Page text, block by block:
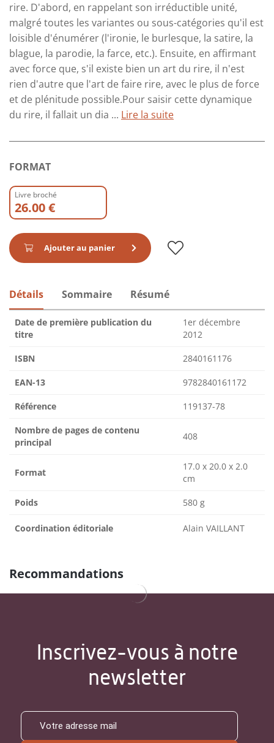
rire. D'abord, en rappelant son irréductible unité,
malgré toutes les variantes ou sous-catégories qu'il est
loisible d'énumérer (l'ironie, le burlesque, la satire, la
blague, la parodie, la farce, etc.). Ensuite, en affirmant
avec force que, s'il existe bien un art du rire, il n'est
rien d'autre que l'art de faire rire, avec le plus de force
et de plénitude possible.Pour saisir cette dynamique
du rire, il fallait un dia ... Lire la suite
FORMAT
Livre broché
26.00 €
Ajouter au panier
Détails Sommaire Résumé
Date de première publication du
titre
1er décembre
2012
ISBN 2840161176
EAN-13 9782840161172
Référence 119137-78
Nombre de pages de contenu
principal
408
Format
17.0 x 20.0 x 2.0
cm
Poids 580 g
Coordination éditoriale Alain VAILLANT
Recommandations
Inscrivez-vous à notre
newsletter